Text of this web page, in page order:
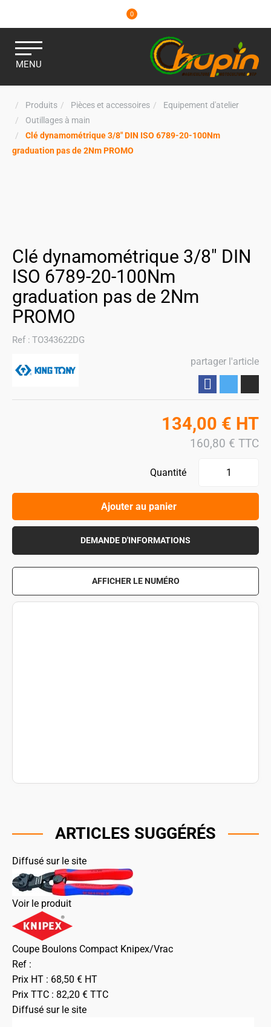
0
MENU
Produits Pièces et accessoires
Equipement d'atelier
Outillages à main
Clé dynamométrique 3/8" DIN ISO 6789-20-100Nm
graduation pas de 2Nm PROMO
Clé dynamométrique 3/8" DIN
ISO 6789-20-100Nm
graduation pas de 2Nm
PROMO
Ref : TO343622DG
partager l'article
134,00 € HT
160,80 € TTC
Quantité
Ajouter au panier
DEMANDE D'INFORMATIONS
AFFICHER LE NUMÉRO
ARTICLES SUGGÉRÉS
Diffusé sur le site
Voir le produit
Coupe Boulons Compact Knipex/Vrac
Ref :
Prix HT : 68,50 € HT
Prix TTC : 82,20 € TTC
Diffusé sur le site